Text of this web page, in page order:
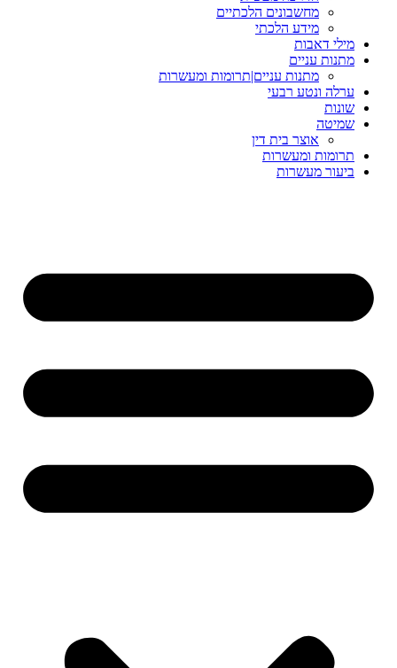
מחשבונים הלכתיים
מידע הלכתי
מילי דאבות
מתנות עניים
מתנות עניים|תרומות ומעשרות
ערלה ונטע רבעי
שונות
שמיטה
אוצר בית דין
תרומות ומעשרות
ביעור מעשרות